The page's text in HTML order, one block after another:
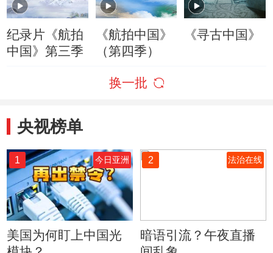
纪录片《航拍
中国》第三季
《航拍中国》
（第四季）
《寻古中国》
换一批
央视榜单
1 今日亚洲
美国为何盯上中国光
2 法治在线
暗语引流？午夜直播